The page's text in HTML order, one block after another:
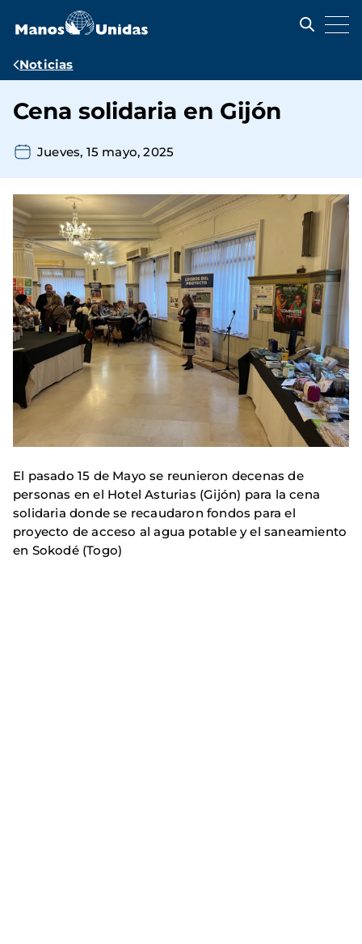
contenido
Ruta
navegación
Noticias
Cena solidaria en Gijón
Jueves, 15 mayo, 2025
El pasado 15 de Mayo se reunieron decenas de
personas en el Hotel Asturias (Gijón) para la cena
solidaria donde se recaudaron fondos para el
proyecto de acceso al agua potable y el saneamiento
en Sokodé (Togo)